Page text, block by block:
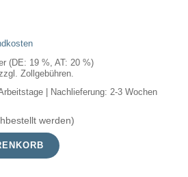
(DE: 19 %, AT: 20 %)
Zollgebühren.
| Nachlieferung: 2-3 Wochen
werden)